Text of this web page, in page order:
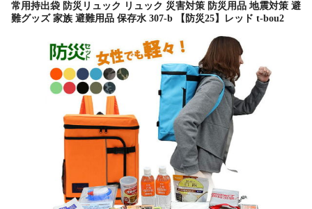
常用持出袋 防災リュック リュック 災害対策 防災用品 地震対策 避
難グッズ 家族 避難用品 保存水 307-b 【防災25】レッド t-bou2